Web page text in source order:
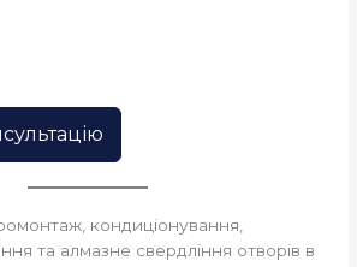
кондиціонування,
та алмазне свердління отворів в